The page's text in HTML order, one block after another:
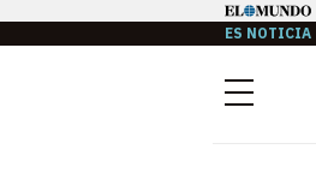
ES NOTICIA
Menú